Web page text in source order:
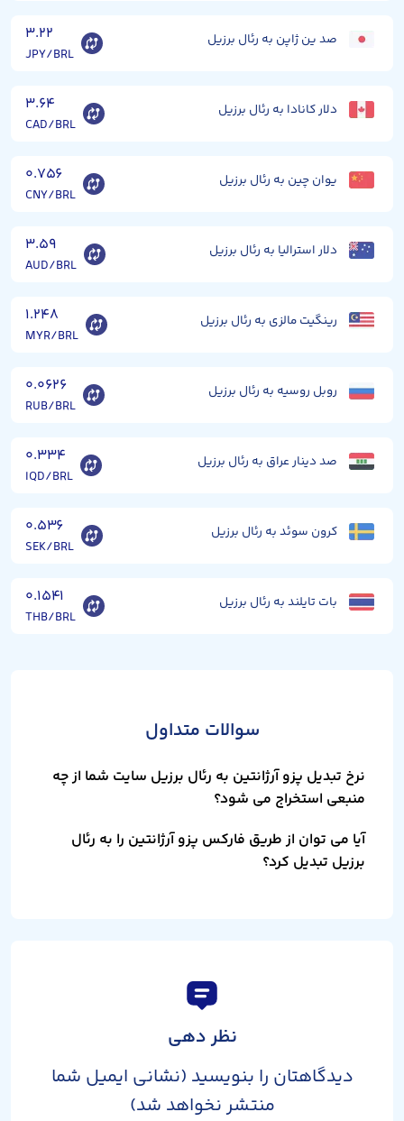
صد ین ژاپن به رئال برزیل ۳.۲۲
JPY/BRL
دلار کانادا به رئال برزیل ۳.۶۴
CAD/BRL
یوان چین به رئال برزیل ۰.۷۵۶
CNY/BRL
دلار استرالیا به رئال برزیل ۳.۵۹
AUD/BRL
رینگیت مالزی به رئال برزیل ۱.۲۴۸
MYR/BRL
روبل روسیه به رئال برزیل ۰.۰۶۲۶
RUB/BRL
صد دینار عراق به رئال برزیل ۰.۳۳۴
IQD/BRL
کرون سوئد به رئال برزیل ۰.۵۳۶
SEK/BRL
بات تایلند به رئال برزیل ۰.۱۵۴۱
THB/BRL
سوالات متداول
نرخ تبدیل پزو آرژانتین به رئال برزیل سایت شما از چه
منبعی استخراج می شود؟
آیا می توان از طریق فارکس پزو آرژانتین را به رئال
برزیل تبدیل کرد؟
نظر دهی
دیدگاهتان را بنویسید (نشانی ایمیل شما
منتشر نخواهد شد)